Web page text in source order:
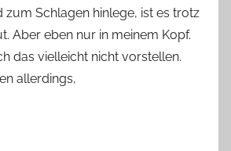
zum Schlagen hinlege, ist es trotz
Aber eben nur in meinem Kopf.
das vielleicht nicht vorstellen.
allerdings,